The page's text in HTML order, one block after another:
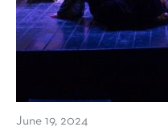
June 19, 2024